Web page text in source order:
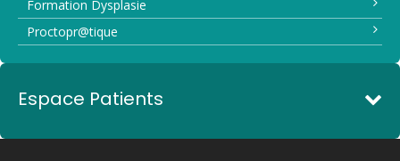
Formation Dysplasie
Proctopr@tique
Espace Patients